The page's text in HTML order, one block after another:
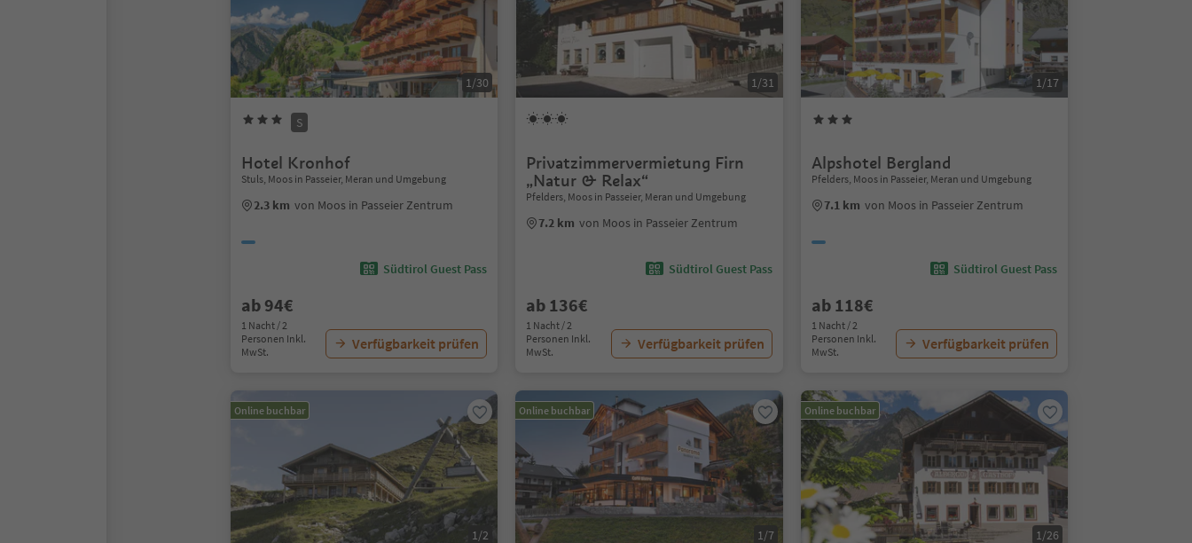
1/30
S
Hotel Kronhof
Stuls, Moos in Passeier, Meran und Umgebung
2.3 km von Moos in Passeier Zentrum
Südtirol Guest Pass
ab 94€
1 Nacht / 2
Personen Inkl.
MwSt.
Verfügbarkeit prüfen
1/31
Privatzimmervermietung Firn
„Natur & Relax“
Pfelders, Moos in Passeier, Meran und Umgebung
7.2 km von Moos in Passeier Zentrum
Südtirol Guest Pass
ab 136€
1 Nacht / 2
Personen Inkl.
MwSt.
Verfügbarkeit prüfen
1/17
Alpshotel Bergland
Pfelders, Moos in Passeier, Meran und Umgebung
7.1 km von Moos in Passeier Zentrum
Südtirol Guest Pass
ab 118€
1 Nacht / 2
Personen Inkl.
MwSt.
Verfügbarkeit prüfen
Online buchbar
1/2
Online buchbar
1/7
Online buchbar
1/26